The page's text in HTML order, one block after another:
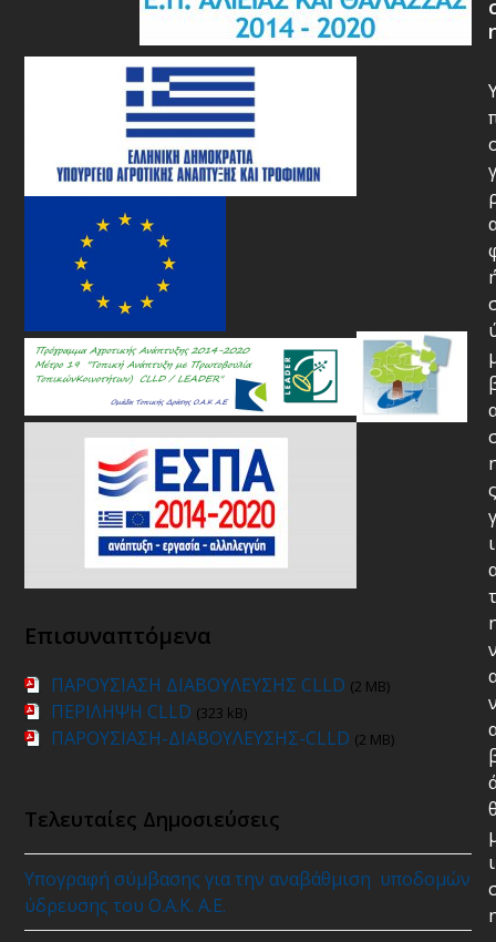
Επισυναπτόμενα
ΠΑΡΟΥΣΙΑΣΗ ΔΙΑΒΟΥΛΕΥΣΗΣ CLLD (2 MB)
ΠΕΡΙΛΗΨΗ CLLD (323 kB)
ΠΑΡΟΥΣΙΑΣΗ-ΔΙΑΒΟΥΛΕΥΣΗΣ-CLLD (2 MB)
Τελευταίες Δημοσιεύσεις
Υπογραφή σύμβασης για την αναβάθμιση υποδομών
ύδρευσης του Ο.Α.Κ. Α.Ε.
γ
ς
γ
ι
τ
ι